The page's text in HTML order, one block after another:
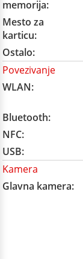
memorija:
Mesto za
karticu:
Ostalo:
Povezivanje
WLAN:
Bluetooth:
NFC:
USB:
Kamera
Glavna kamera: